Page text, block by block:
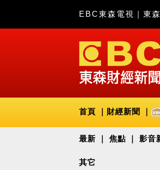
EBC東森電視 東
首頁 財經新聞
最新 焦點 影音
其它